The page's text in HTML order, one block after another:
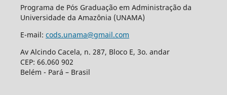
Programa de Pós Graduação em Administração da
Universidade da Amazônia (UNAMA)
E-mail: cods.unama@gmail.com
Av Alcindo Cacela, n. 287, Bloco E, 3o. andar
CEP: 66.060 902
Belém - Pará – Brasil